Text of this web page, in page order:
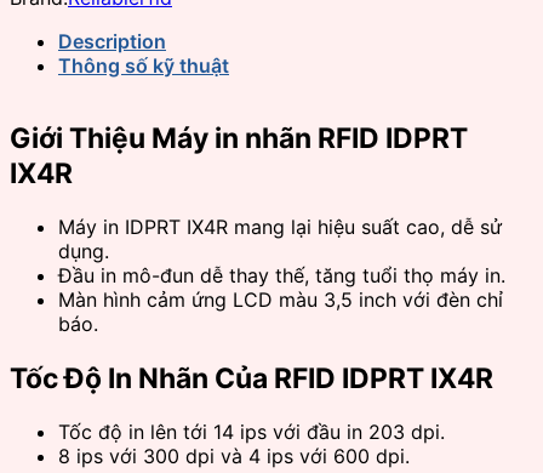
Description
Thông số kỹ thuật
Giới Thiệu Máy in nhãn RFID IDPRT
IX4R
Máy in IDPRT IX4R mang lại hiệu suất cao, dễ sử
dụng.
Đầu in mô-đun dễ thay thế, tăng tuổi thọ máy in.
Màn hình cảm ứng LCD màu 3,5 inch với đèn chỉ
báo.
Tốc Độ In Nhãn Của RFID IDPRT IX4R
Tốc độ in lên tới 14 ips với đầu in 203 dpi.
8 ips với 300 dpi và 4 ips với 600 dpi.